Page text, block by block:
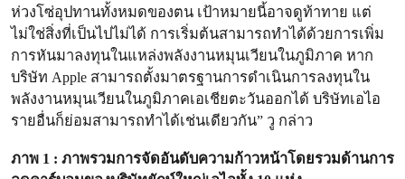
ห่วงโซ่อุปทานทั้งหมดของตน เป้าหมายนี้อาจดูท้าทาย แต่
ไม่ใช่สิ่งที่เป็นไปไม่ได้ การเริ่มต้นสามารถทำได้ด้วยการเพิ่ม
การหันมาลงทุนในแหล่งพลังงานหมุนเวียนในภูมิภาค หาก
บริษัท Apple สามารถตั้งมาตรฐานการดำเนินการลงทุนใน
พลังงานหมุนเวียนในภูมิภาคเอเชียตะวันออกได้ บริษัทเอไอ
รายอื่นก็ย่อมสามารถทำได้เช่นเดียวกัน” วู กล่าว
ภาพ 1 : ภาพรวมการจัดอันดับความก้าวหน้าโดยรวมด้านการ